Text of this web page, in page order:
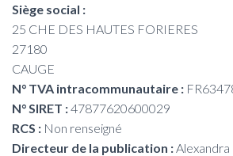
Siège social :
25 CHE DES HAUTES FORIERES
27180
CAUGE
N° TVA intracommunautaire :
N° SIRET :47877620600029
RCS : Non renseigné
Directeur de la publication :